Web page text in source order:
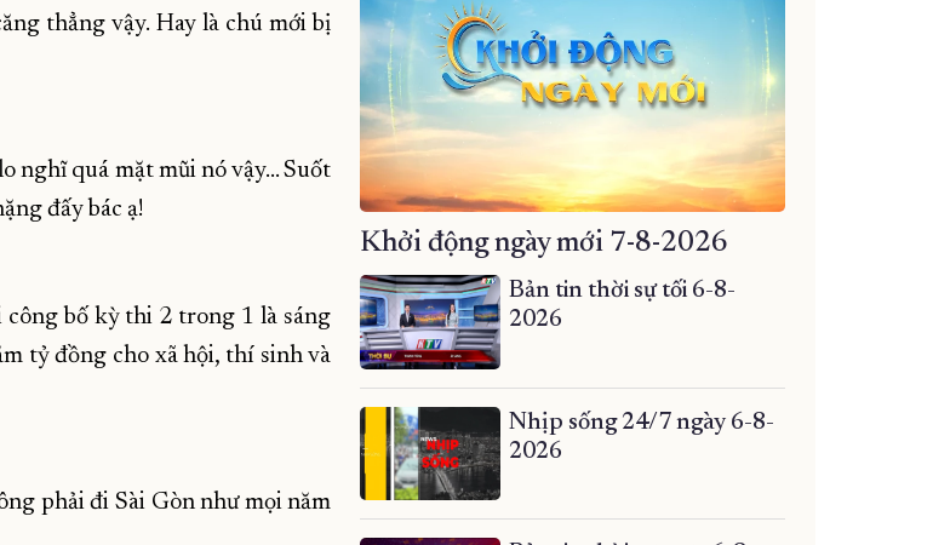
thẳng vậy. Hay là chú mới bị
nghĩ quá mặt mũi nó vậy... Suốt
đấy bác ạ!
công bố kỳ thi 2 trong 1 là sáng
tỷ đồng cho xã hội, thí sinh và
phải đi Sài Gòn như mọi năm
Khởi động ngày mới 7-8-2026
Bản tin thời sự tối 6-8-
2026
Nhịp sống 24/7 ngày 6-8-
2026